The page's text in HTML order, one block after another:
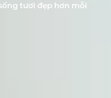
tươi đẹp hơn mỗi